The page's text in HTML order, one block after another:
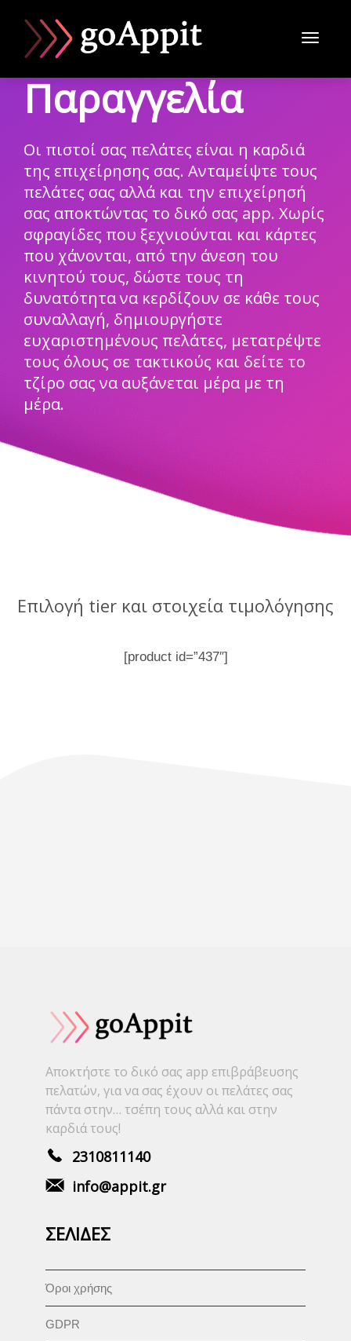
Παραγγελία
Οι πιστοί σας πελάτες είναι η καρδιά
της επιχείρησης σας. Ανταμείψτε τους
πελάτες σας αλλά και την επιχείρησή
σας αποκτώντας το δικό σας app. Χωρίς
σφραγίδες που ξεχνιούνται και κάρτες
που χάνονται, από την άνεση του
κινητού τους, δώστε τους τη
δυνατότητα να κερδίζουν σε κάθε τους
συναλλαγή, δημιουργήστε
ευχαριστημένους πελάτες, μετατρέψτε
τους όλους σε τακτικούς και δείτε το
τζίρο σας να αυξάνεται μέρα με τη
μέρα.
Επιλογή tier και στοιχεία τιμολόγησης
[product id=”437″]
Αποκτήστε το δικό σας app επιβράβευσης
πελατών, για να σας έχουν οι πελάτες σας
πάντα στην… τσέπη τους αλλά και στην
καρδιά τους!
2310811140
info@appit.gr
ΣΕΛΙΔΕΣ
Όροι χρήσης
GDPR